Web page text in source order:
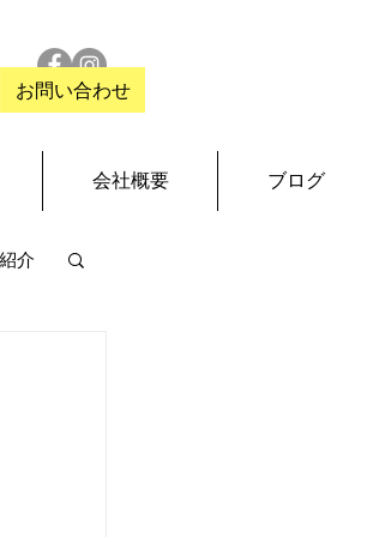
お問い合わせ
会社概要 ブログ
介